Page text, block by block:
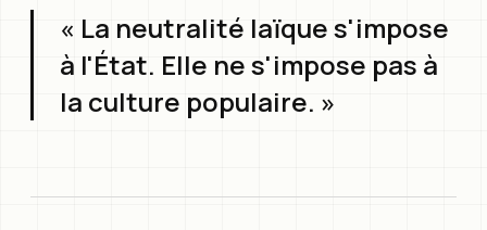
« La neutralité laïque s'impose
à l'État. Elle ne s'impose pas à
la culture populaire. »